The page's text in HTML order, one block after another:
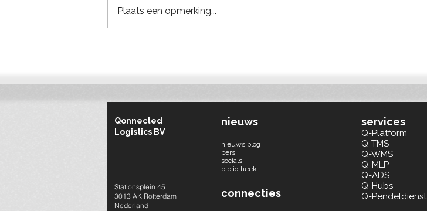
Plaats een opmerking...
Qonnected
Logistics BV
Stationsplein 45
3013 AK Rotterdam
Nederland
nieuws
nieuws blog
pers
socials​
bibliotheek
connecties
services
Q-Platform
Q-TMS
Q-WMS
Q-MLP
Q-ADS
Q-Hubs
Q-Pendeldienst